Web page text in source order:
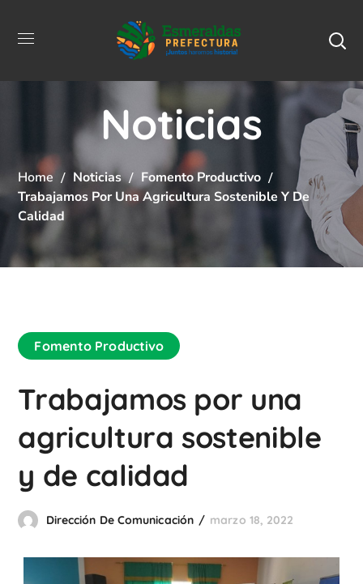
Noticias
Home Noticias
Fomento Productivo
Trabajamos Por Una Agricultura Sostenible Y De
Calidad
Fomento Productivo
Trabajamos por una
agricultura sostenible
y de calidad
Dirección De Comunicación marzo 18, 2022